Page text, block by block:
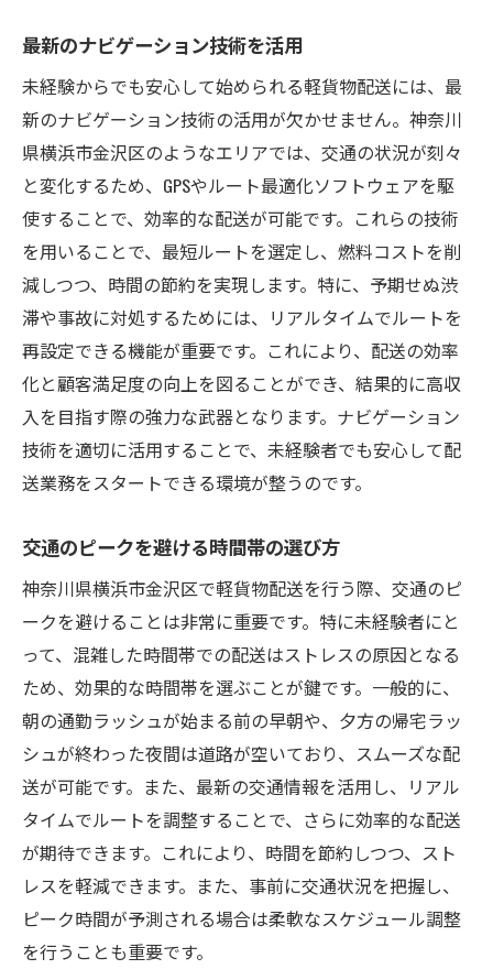
最新のナビゲーション技術を活用
未経験からでも安心して始められる軽貨物配送には、最
新のナビゲーション技術の活用が欠かせません。神奈川
県横浜市金沢区のようなエリアでは、交通の状況が刻々
と変化するため、GPSやルート最適化ソフトウェアを駆
使することで、効率的な配送が可能です。これらの技術
を用いることで、最短ルートを選定し、燃料コストを削
減しつつ、時間の節約を実現します。特に、予期せぬ渋
滞や事故に対処するためには、リアルタイムでルートを
再設定できる機能が重要です。これにより、配送の効率
化と顧客満足度の向上を図ることができ、結果的に高収
入を目指す際の強力な武器となります。ナビゲーション
技術を適切に活用することで、未経験者でも安心して配
送業務をスタートできる環境が整うのです。
交通のピークを避ける時間帯の選び方
神奈川県横浜市金沢区で軽貨物配送を行う際、交通のピ
ークを避けることは非常に重要です。特に未経験者にと
って、混雑した時間帯での配送はストレスの原因となる
ため、効果的な時間帯を選ぶことが鍵です。一般的に、
朝の通勤ラッシュが始まる前の早朝や、夕方の帰宅ラッ
シュが終わった夜間は道路が空いており、スムーズな配
送が可能です。また、最新の交通情報を活用し、リアル
タイムでルートを調整することで、さらに効率的な配送
が期待できます。これにより、時間を節約しつつ、スト
レスを軽減できます。また、事前に交通状況を把握し、
ピーク時間が予測される場合は柔軟なスケジュール調整
を行うことも重要です。